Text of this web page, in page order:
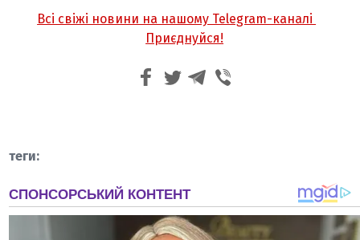
Всі свіжі новини на нашому Telegram-каналі
Приєднуйся!